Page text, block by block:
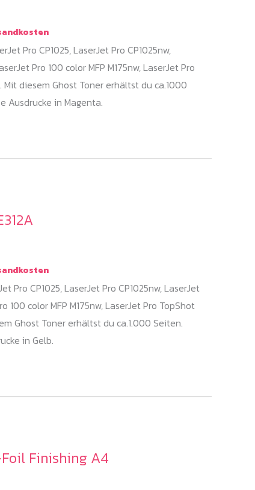
Pro CP1025, LaserJet Pro CP1025nw,
Pro 100 color MFP M175nw, LaserJet Pro
Mit diesem Ghost Toner erhältst du ca.1000
Ausdrucke in Magenta.
Pro CP1025, LaserJet Pro CP1025nw, LaserJet
100 color MFP M175nw, LaserJet Pro TopShot
Ghost Toner erhältst du ca.1.000 Seiten.
in Gelb.
Finishing A4